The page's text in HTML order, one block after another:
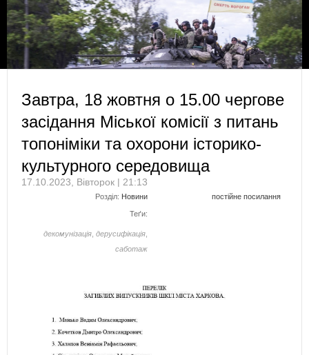
Завтра, 18 жовтня о 15.00 чергове
засідання Міської комісії з питань
топоніміки та охорони історико-
культурного середовища
17.10.2023, Вівторок | 21:13
Розділ: Новини постійне посилання
Теґи:
декомунізація дерусифікація
саботаж